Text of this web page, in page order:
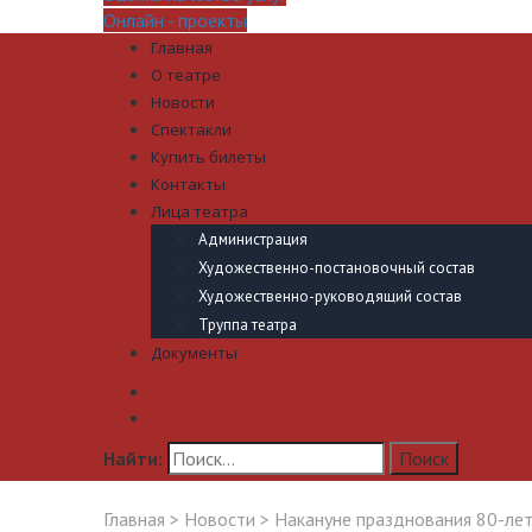
Онлайн - проекты
Главная
О театре
Новости
Спектакли
Купить билеты
Контакты
Лица театра
Администрация
Художественно-постановочный состав
Художественно-руководящий состав
Труппа театра
Документы
Найти:
Главная > Новости > Накануне празднования 80-